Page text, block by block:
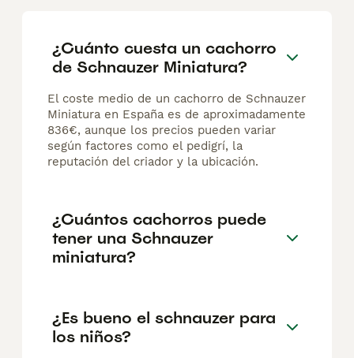
¿Cuánto cuesta un cachorro
de Schnauzer Miniatura?
El coste medio de un cachorro de Schnauzer
Miniatura en España es de aproximadamente
836€, aunque los precios pueden variar
según factores como el pedigrí, la
reputación del criador y la ubicación.
¿Cuántos cachorros puede
tener una Schnauzer
miniatura?
¿Es bueno el schnauzer para
los niños?